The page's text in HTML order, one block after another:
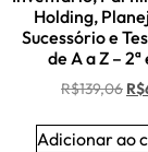
Holding,
Sucessório e
de A a Z –
R$139,06 R$
Adicionar ao